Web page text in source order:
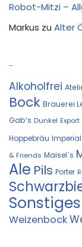
Robot-Mitzi –
Markus zu Alter
Alkoholfrei
Bock Brauerei
Gab‘s Dunkel Export
Hoppebräu
& Friends Maisel´s
Ale Pils Porter
Sonstiges
Weizenbock